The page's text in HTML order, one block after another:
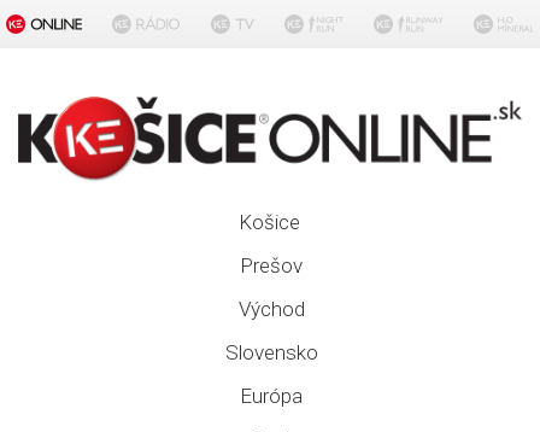
Košice
Prešov
Východ
Slovensko
Európa